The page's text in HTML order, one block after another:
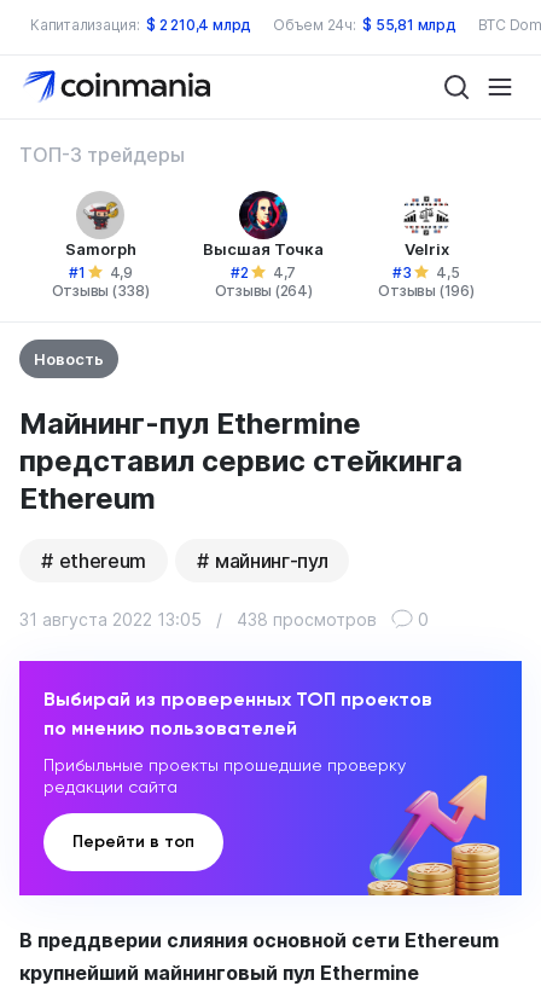
Капитализация: $ 2 210,4 млрд Объем 24ч: $ 55,81 млрд BTC
ТОП-3 трейдеры
Samorph
#1
4,9
Отзывы (338)
Высшая Точка
#2
4,7
Отзывы (264)
Velrix
#3
4,5
Отзывы (196)
Новость
Майнинг-пул Ethermine
представил сервис стейкинга
Ethereum
ethereum майнинг-пул
31 августа 2022 13:05 / 438 просмотров 0
Выбирай из проверенных ТОП проектов
по мнению пользователей
Прибыльные проекты прошедшие проверку
редакции сайта
Перейти в топ
В преддверии слияния основной сети Ethereum
крупнейший майнинговый пул Ethermine